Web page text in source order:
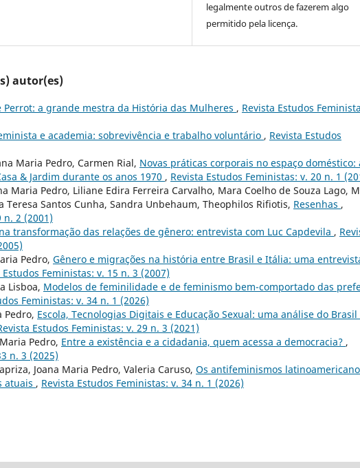
legalmente outros de fazerem algo
permitido pela licença.
autor(es)
Perrot: a grande mestra da História das Mulheres , Revista Estudos
e academia: sobrevivência e trabalho voluntário , Revista Estudos
Maria Pedro, Carmen Rial, Novas práticas corporais no espaço doméstico:
& Jardim durante os anos 1970 , Revista Estudos Feministas: v. 20 n. 1
Maria Pedro, Liliane Edira Ferreira Carvalho, Mara Coelho de Souza Lago,
Santos Cunha, Sandra Unbehaum, Theophilos Rifiotis, Resenhas ,
n. 2 (2001)
transformação das relações de gênero: entrevista com Luc Capdevila ,
Pedro, Gênero e migrações na história entre Brasil e Itália: uma
Estudos Feministas: v. 15 n. 3 (2007)
Lisboa, Modelos de feminilidade e de feminismo bem-comportado das
Feministas: v. 34 n. 1 (2026)
Pedro, Escola, Tecnologias Digitais e Educação Sexual: uma análise do Brasil
Estudos Feministas: v. 29 n. 3 (2021)
Pedro, Entre a existência e a cidadania, quem acessa a democracia? ,
n. 3 (2025)
Joana Maria Pedro, Valeria Caruso, Os antifeminismos
atuais , Revista Estudos Feministas: v. 34 n. 1 (2026)